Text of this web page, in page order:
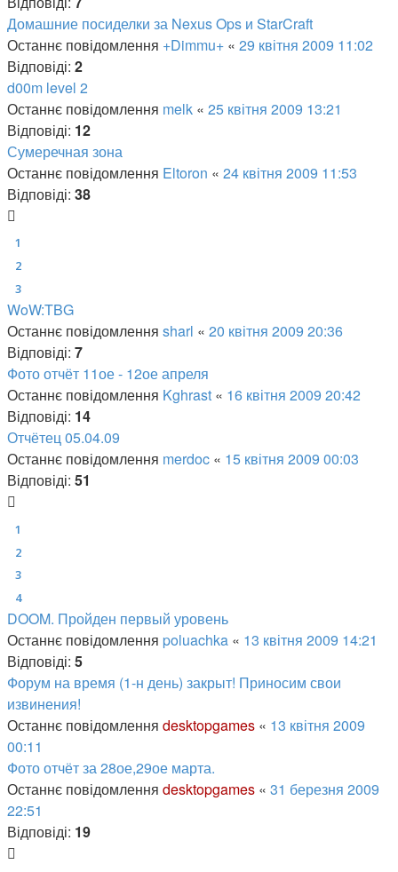
Домашние посиделки за Nexus Ops и StarCraft
Останнє повідомлення +Dimmu+ « 29 квітня 2009 11:02
Відповіді: 2
d00m level 2
Останнє повідомлення melk « 25 квітня 2009 13:21
Відповіді: 12
Сумеречная зона
Останнє повідомлення Eltoron « 24 квітня 2009 11:53
Відповіді: 38
1
2
3
WoW:TBG
Останнє повідомлення sharl « 20 квітня 2009 20:36
Відповіді: 7
Фото отчёт 11ое - 12ое апреля
Останнє повідомлення Kghrast « 16 квітня 2009 20:42
Відповіді: 14
Отчётец 05.04.09
Останнє повідомлення merdoc « 15 квітня 2009 00:03
Відповіді: 51
1
2
3
4
DOOM. Пройден первый уровень
Останнє повідомлення poluachka « 13 квітня 2009 14:21
Відповіді: 5
Форум на время (1-н день) закрыт! Приносим свои
извинения!
Останнє повідомлення desktopgames « 13 квітня 2009
00:11
Фото отчёт за 28ое,29ое марта.
Останнє повідомлення desktopgames « 31 березня 2009
22:51
Відповіді: 19